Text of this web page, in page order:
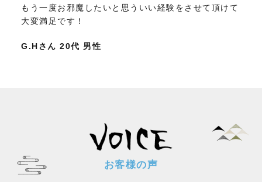
もう一度お邪魔したいと思ういい経験をさせて頂けて
大変満足です！
G.Hさん 20代 男性
お客様の声